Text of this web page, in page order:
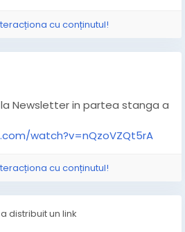
cu conținutul!
Newsletter in partea stanga a
watch?v=nQzoVZQt5rA
cu conținutul!
a distribuit un link